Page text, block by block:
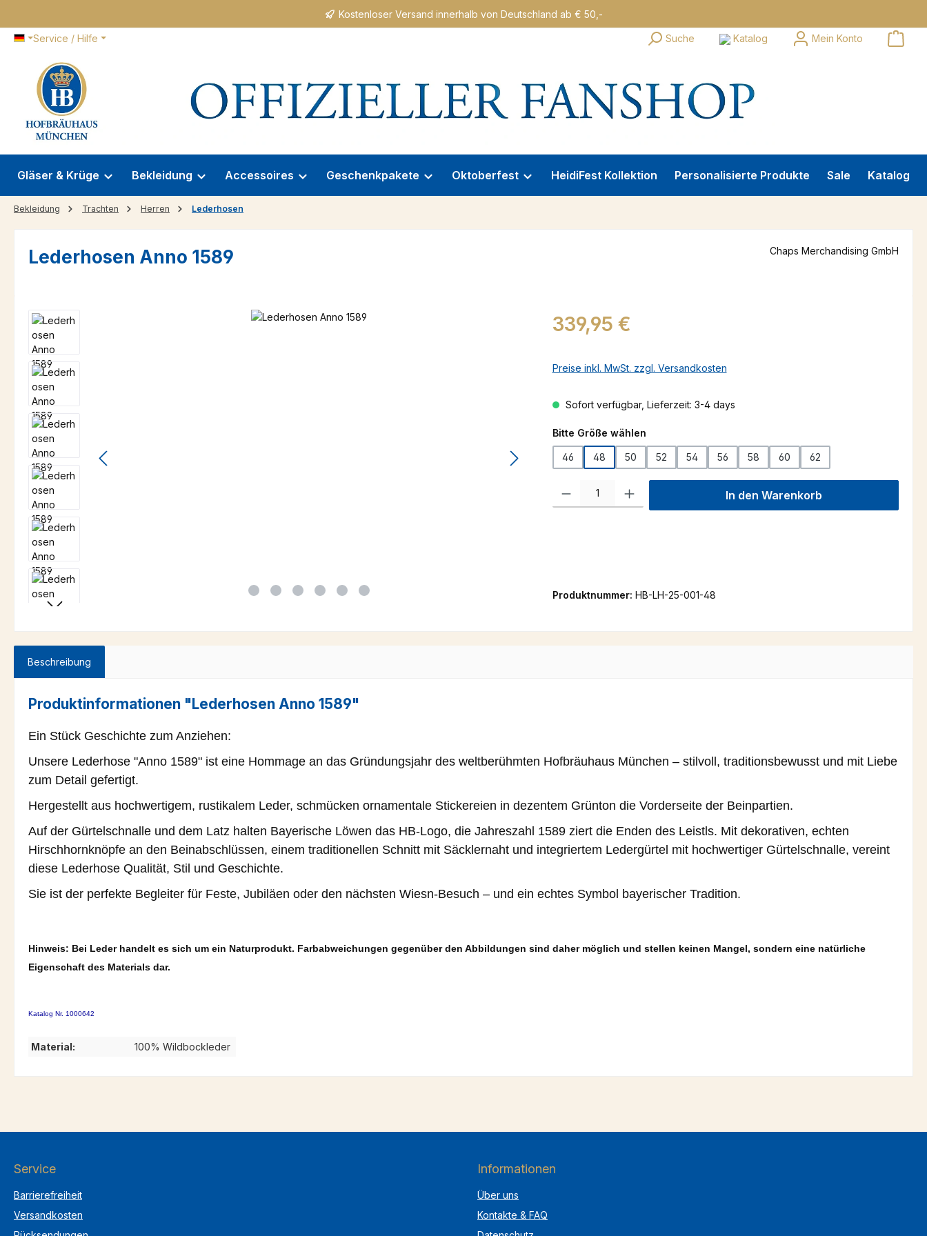
Kostenloser Versand innerhalb von Deutschland ab € 50,-
Service / Hilfe Suche Katalog Mein Konto
Gläser & Krüge Bekleidung Accessoires Geschenkpakete Oktoberfest HeidiFest Kollektion Personalisierte Produkte Sale Katalog
Bekleidung Trachten Herren Lederhosen
Lederhosen Anno 1589 Chaps Merchandising GmbH
Bildergalerie überspringen Regulärer Preis:
339,95 €
Preise inkl. MwSt. zzgl. Versandkosten
Sofort verfügbar, Lieferzeit: 3-4 days
Bitte Größe wählenauswählen
46 48 50 52 54 56 58 60 62
Produkt Anzahl: Gib den gewünschten Wert ein oder benutze die Schaltflächen
In den Warenkorb
Produktnummer: HB-LH-25-001-48
Beschreibung
Produktinformationen "Lederhosen Anno 1589"
Ein Stück Geschichte zum Anziehen:
Unsere Lederhose "Anno 1589" ist eine Hommage an das Gründungsjahr des weltberühmten Hofbräuhaus München – stilvoll, traditionsbewusst und mit Liebe
zum Detail gefertigt.
Hergestellt aus hochwertigem, rustikalem Leder, schmücken ornamentale Stickereien in dezentem Grünton die Vorderseite der Beinpartien.
Auf der Gürtelschnalle und dem Latz halten Bayerische Löwen das HB-Logo, die Jahreszahl 1589 ziert die Enden des Leistls. Mit dekorativen, echten
Hirschhornknöpfe an den Beinabschlüssen, einem traditionellen Schnitt mit Säcklernaht und integriertem Ledergürtel mit hochwertiger Gürtelschnalle, vereint
diese Lederhose Qualität, Stil und Geschichte.
Sie ist der perfekte Begleiter für Feste, Jubiläen oder den nächsten Wiesn-Besuch – und ein echtes Symbol bayerischer Tradition.
Hinweis: Bei Leder handelt es sich um ein Naturprodukt. Farbabweichungen gegenüber den Abbildungen sind daher möglich und stellen keinen Mangel, sondern eine natürliche
Eigenschaft des Materials dar.
Katalog Nr. 1000642
Material: 100% Wildbockleder
Service
Barrierefreiheit
Versandkosten
Informationen
Über uns
Kontakte & FAQ